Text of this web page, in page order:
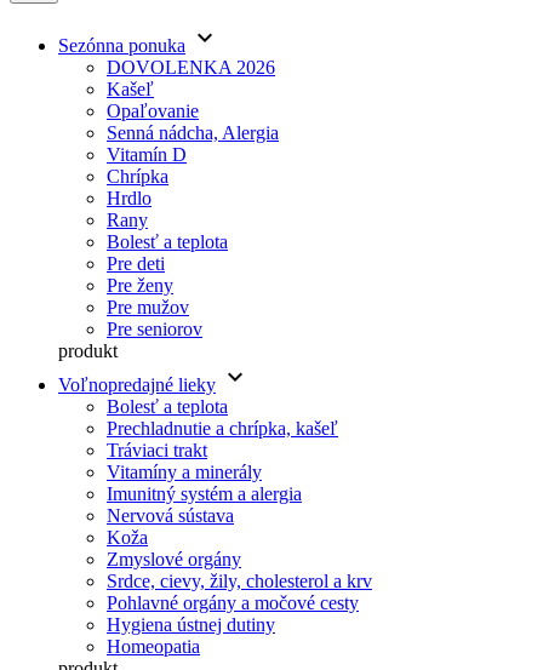
Sezónna ponuka keyboard_arrow_down
DOVOLENKA 2026
Kašeľ
Opaľovanie
Senná nádcha, Alergia
Vitamín D
Chrípka
Hrdlo
Rany
Bolesť a teplota
Pre deti
Pre ženy
Pre mužov
Pre seniorov
produkt
Voľnopredajné lieky keyboard_arrow_down
Bolesť a teplota
Prechladnutie a chrípka, kašeľ
Tráviaci trakt
Vitamíny a minerály
Imunitný systém a alergia
Nervová sústava
Koža
Zmyslové orgány
Srdce, cievy, žily, cholesterol a krv
Pohlavné orgány a močové cesty
Hygiena ústnej dutiny
Homeopatia